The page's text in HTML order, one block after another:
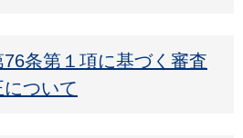
条第１項に基づく審査
ついて